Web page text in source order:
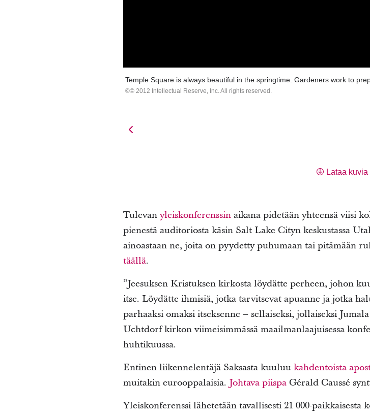
Temple Square is always beautiful in the springtime. Gardeners work to
© 2012 Intellectual Reserve, Inc. All rights reserved.
Lataa kuvia
Tulevan yleiskonferenssinaikana pidetään yhteensä viisi
pienestä auditoriosta käsin Salt Lake Cityn keskustassa
ainoastaan ne, joita on pyydetty puhumaan tai pitämään
täällä.
”Jeesuksen Kristuksen kirkosta löydätte perheen, johon
itse. Löydätte ihmisiä, jotka tarvitsevat apuanne ja jotka
parhaaksi omaksi itseksenne – sellaiseksi, jollaiseksi
Uchtdorf kirkon viimeisimmässä maailmanlaajuisessa
huhtikuussa.
Entinen liikennelentäjä Saksasta kuuluu kahdentoista
muitakin eurooppalaisia. Johtava piispaGérald Caussé
Yleiskonferenssi lähetetään tavallisesti 21 000-paikkaisesta